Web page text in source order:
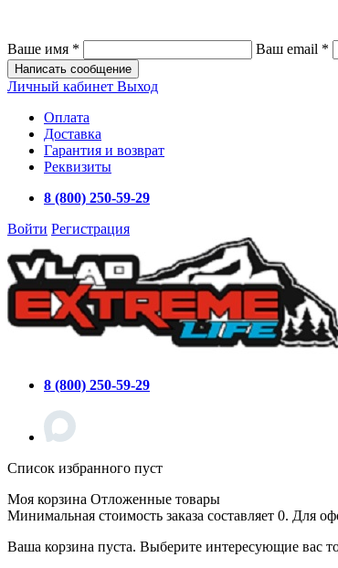
Ваше имя * Ваш email *
Написать сообщение
Личный кабинет Выход
Оплата
Доставка
Гарантия и возврат
Реквизиты
8 (800) 250-59-29
Войти Регистрация
8 (800) 250-59-29
Список избранного пуст
Моя корзина Отложенные товары
Минимальная стоимость заказа составляет 0. Для
Ваша корзина пуста. Выберите интересующие вас